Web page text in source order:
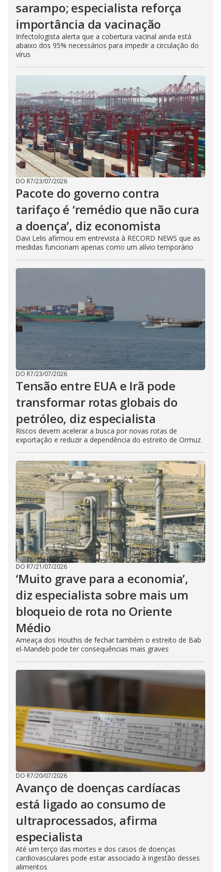
sarampo; especialista reforça
importância da vacinação
Infectologista alerta que a cobertura vacinal ainda está
abaixo dos 95% necessários para impedir a circulação do
vírus
DO R7/23/07/2026
Pacote do governo contra
tarifaço é ‘remédio que não cura
a doença’, diz economista
Davi Lelis afirmou em entrevista à RECORD NEWS que as
medidas funcionam apenas como um alívio temporário
DO R7/23/07/2026
Tensão entre EUA e Irã pode
transformar rotas globais do
petróleo, diz especialista
Riscos devem acelerar a busca por novas rotas de
exportação e reduzir a dependência do estreito de Ormuz
DO R7/21/07/2026
‘Muito grave para a economia’,
diz especialista sobre mais um
bloqueio de rota no Oriente
Médio
Ameaça dos Houthis de fechar também o estreito de Bab
el-Mandeb pode ter consequências mais graves
DO R7/20/07/2026
Avanço de doenças cardíacas
está ligado ao consumo de
ultraprocessados, afirma
especialista
Até um terço das mortes e dos casos de doenças
cardiovasculares pode estar associado à ingestão desses
alimentos